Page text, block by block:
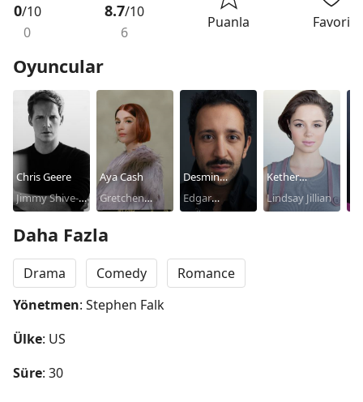
0/10
0
8.7/10
6
Puanla Favori
Oyuncular
Chris Geere
Jimmy Shive-
Aya Cash
Gretchen
Desmin
Borges
Edgar
Kether
Donohue
Lindsay Jillian
Daha Fazla
Drama Comedy
Romance
Yönetmen: Stephen Falk
Ülke: US
Süre: 30